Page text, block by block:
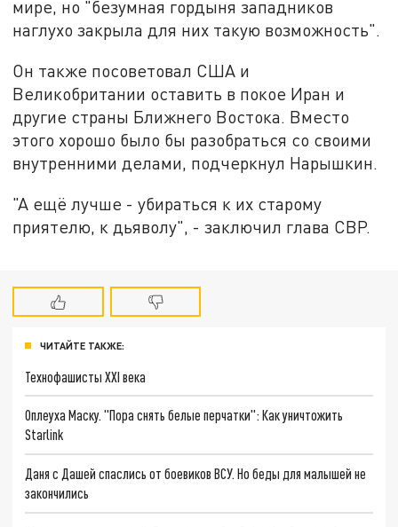
мире, но "безумная гордыня западников
наглухо закрыла для них такую возможность".
Он также посоветовал США и
Великобритании оставить в покое Иран и
другие страны Ближнего Востока. Вместо
этого хорошо было бы разобраться со своими
внутренними делами, подчеркнул Нарышкин.
"А ещё лучше - убираться к их старому
приятелю, к дьяволу", - заключил глава СВР.
ЧИТАЙТЕ ТАКЖЕ:
Технофашисты XXI века
Оплеуха Маску. "Пора снять белые перчатки": Как уничтожить
Starlink
Даня с Дашей спаслись от боевиков ВСУ. Но беды для малышей не
закончились